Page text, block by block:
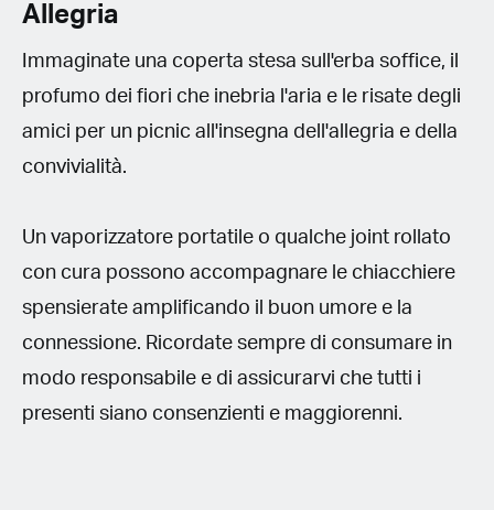
Allegria
Immaginate una coperta stesa sull'erba soffice, il
profumo dei fiori che inebria l'aria e le risate degli
amici per un picnic all'insegna dell'allegria e della
convivialità.
Un vaporizzatore portatile o qualche joint rollato
con cura possono accompagnare le chiacchiere
spensierate amplificando il buon umore e la
connessione. Ricordate sempre di consumare in
modo responsabile e di assicurarvi che tutti i
presenti siano consenzienti e maggiorenni.